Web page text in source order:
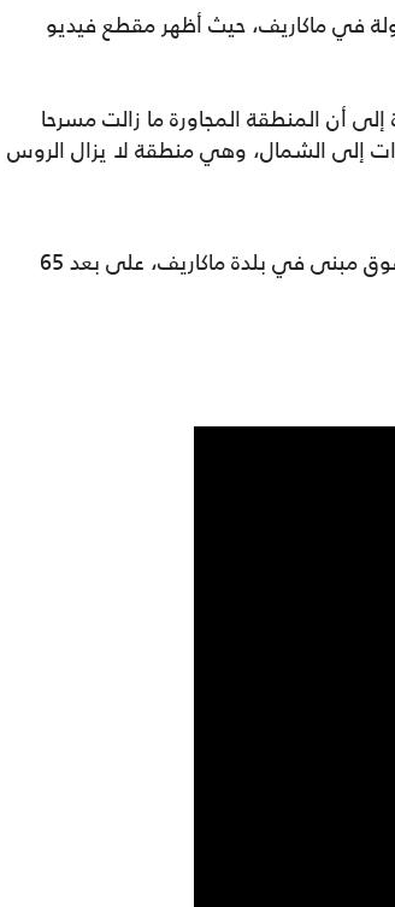
في ماكاريف، حيث أظهر مقطع فيديو
أن المنطقة المجاورة ما زالت مسرحا
إلى الشمال، وهي منطقة لا يزال الروس
وتظهر مقاطع الفيديو جنودا أوكرانيين يلفون العلم الوطني فوق مبنى في بلدة ماكاريف، على بعد 65